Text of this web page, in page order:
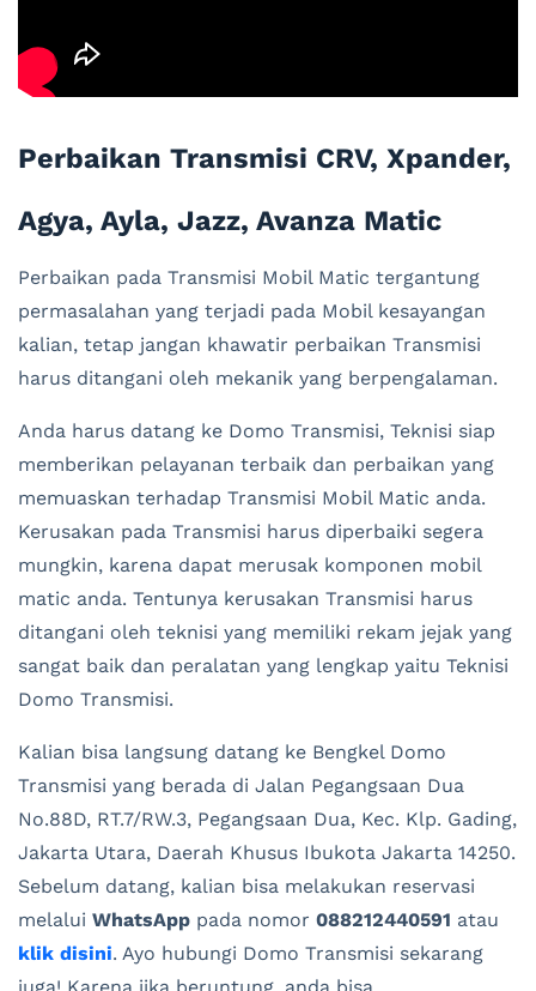
Perbaikan Transmisi CRV, Xpander,
Agya, Ayla, Jazz, Avanza Matic
Perbaikan pada Transmisi Mobil Matic tergantung
permasalahan yang terjadi pada Mobil kesayangan
kalian, tetap jangan khawatir perbaikan Transmisi
harus ditangani oleh mekanik yang berpengalaman.
Anda harus datang ke Domo Transmisi, Teknisi siap
memberikan pelayanan terbaik dan perbaikan yang
memuaskan terhadap Transmisi Mobil Matic anda.
Kerusakan pada Transmisi harus diperbaiki segera
mungkin, karena dapat merusak komponen mobil
matic anda. Tentunya kerusakan Transmisi harus
ditangani oleh teknisi yang memiliki rekam jejak yang
sangat baik dan peralatan yang lengkap yaitu Teknisi
Domo Transmisi.
Kalian bisa langsung datang ke Bengkel Domo
Transmisi yang berada di Jalan Pegangsaan Dua
No.88D, RT.7/RW.3, Pegangsaan Dua, Kec. Klp. Gading,
Jakarta Utara, Daerah Khusus Ibukota Jakarta 14250.
Sebelum datang, kalian bisa melakukan reservasi
melalui WhatsApp pada nomor 088212440591 atau
klik disini. Ayo hubungi Domo Transmisi sekarang